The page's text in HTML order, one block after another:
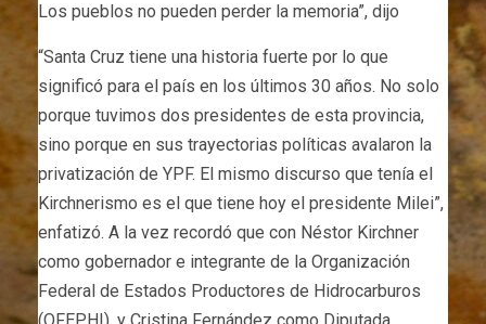
Los pueblos no pueden perder la memoria”, dijo
“Santa Cruz tiene una historia fuerte por lo que
significó para el país en los últimos 30 años. No solo
porque tuvimos dos presidentes de esta provincia,
sino porque en sus trayectorias políticas avalaron la
privatización de YPF. El mismo discurso que tenía el
Kirchnerismo es el que tiene hoy el presidente Milei”,
enfatizó. A la vez recordó que con Néstor Kirchner
como gobernador e integrante de la Organización
Federal de Estados Productores de Hidrocarburos